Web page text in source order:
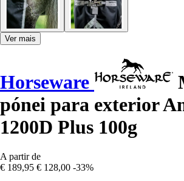
Ver mais
Horseware
pónei para exterior
1200D Plus 100g
A partir de
€ 189,95 € 128,00 -33%